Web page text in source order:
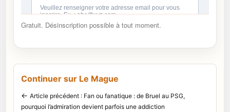
Gratuit. Désinscription possible à tout moment.
Continuer sur Le Mague
← Article précédent : Fan ou fanatique : de Bruel au PSG,
pourquoi l’admiration devient parfois une addiction